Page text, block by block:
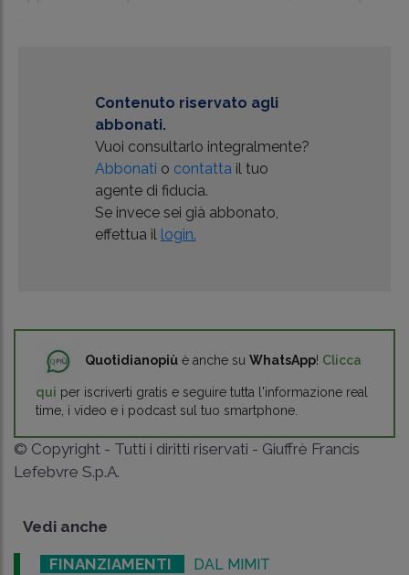
Contenuto riservato agli
abbonati.
Vuoi consultarlo integralmente?
Abbonati o contatta il tuo
agente di fiducia.
Se invece sei già abbonato,
effettua il login.
Quotidianopiù è anche su WhatsApp! Clicca
qui per iscriverti gratis e seguire tutta l'informazione real
time, i video e i podcast sul tuo smartphone.
© Copyright - Tutti i diritti riservati - Giuffrè Francis
Lefebvre S.p.A.
Vedi anche
FINANZIAMENTI DAL MIMIT